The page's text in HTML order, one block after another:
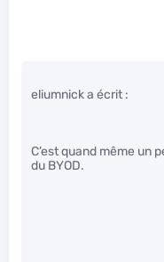
eliumnick a écrit :
C’est quand même un
du BYOD.